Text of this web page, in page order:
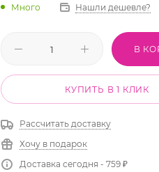
Много Нашли дешевле?
В
КУПИТЬ В 1 КЛИК
Рассчитать доставку
Хочу в подарок
Доставка сегодня - 759 ₽